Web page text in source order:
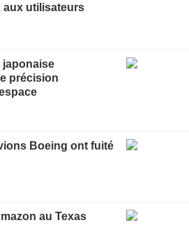
aux utilisateurs
japonaise
précision
Boeing ont fuité
au Texas